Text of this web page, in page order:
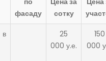
фасаду
сотку
в
25
000 у.е.
150
000